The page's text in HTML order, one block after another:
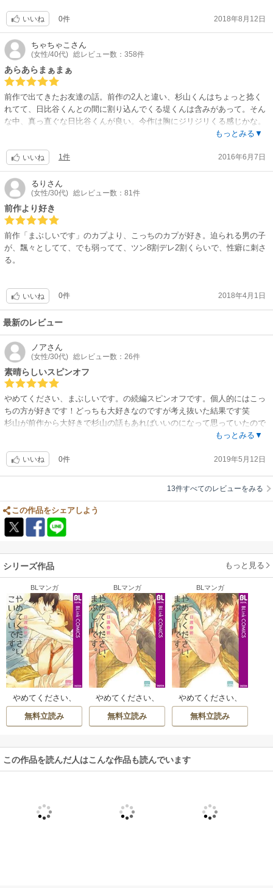
を表に出さない精神的強さと、その無理が祟る肉体的ダメージの対比が印
象的です。魅力的なキャラ。
良質な少女漫画系BLなので、今日はエロはいいから胸キュンしたいという
日に読んでいただきたい作品です。
いいね 0件 2018年8月12日
ちゃちゃこ さん
(女性/40代) 総レビュー数：358件
あらあらまぁまぁ
前作で出てきたお友達の話。前作の2人と違い、杉山くんはちょっと捻く
れてて、日比谷くんとの間に割り込んでくる堤くんは含みがあって。そん
な中、真っ直ぐな日比谷くんが良い。今作は胸にジリジリくる感じかな。
表紙絵の抱っこされてる杉山くん、中扉で全身バージョンあるけど可愛過
よ…。
もっとみる▼
いいね 1件 2016年6月7日
るり さん
(女性/30代) 総レビュー数：81件
前作より好き
前作「まぶしいです」のカプより、こっちのカプが好き。迫られる男の子
が、飄々としてて、でも弱ってて、ツン8割デレ2割くらいで、性癖に刺さ
る。
いいね 0件 2018年4月1日
最新のレビュー
ノアさん
(女性/30代) 総レビュー数：26件
素晴らしいスピンオフ
やめてください、まぶしいです。の続編スピンオフです。個人的にはこっ
ちの方が好きです！どっちも大好きなのですが考え抜いた結果です笑
杉山が前作から大好きで杉山の話もあればいいのになって思っていたので
相当ハードル上げて読んでたんですけど少女漫画好きの方には間違いない
前作もでしたがこちらも胸きゅんしっぱなし！
にオススメしたい作品です！！
もっとみる▼
いいね 0件 2019年5月12日
13件すべてのレビューをみる
この作品をシェアしよう
シリーズ作品 もっと見る
BLマンガ
やめてください、
こいしいです。
【シーモア限定特
無料立読み
BLマンガ
やめてください、
まぶしいです。
無料立読み
BLマンガ
やめてください、
まぶしいです。
【シーモア限定特
無料立読み
この作品を読んだ人はこんな作品も読んでいます